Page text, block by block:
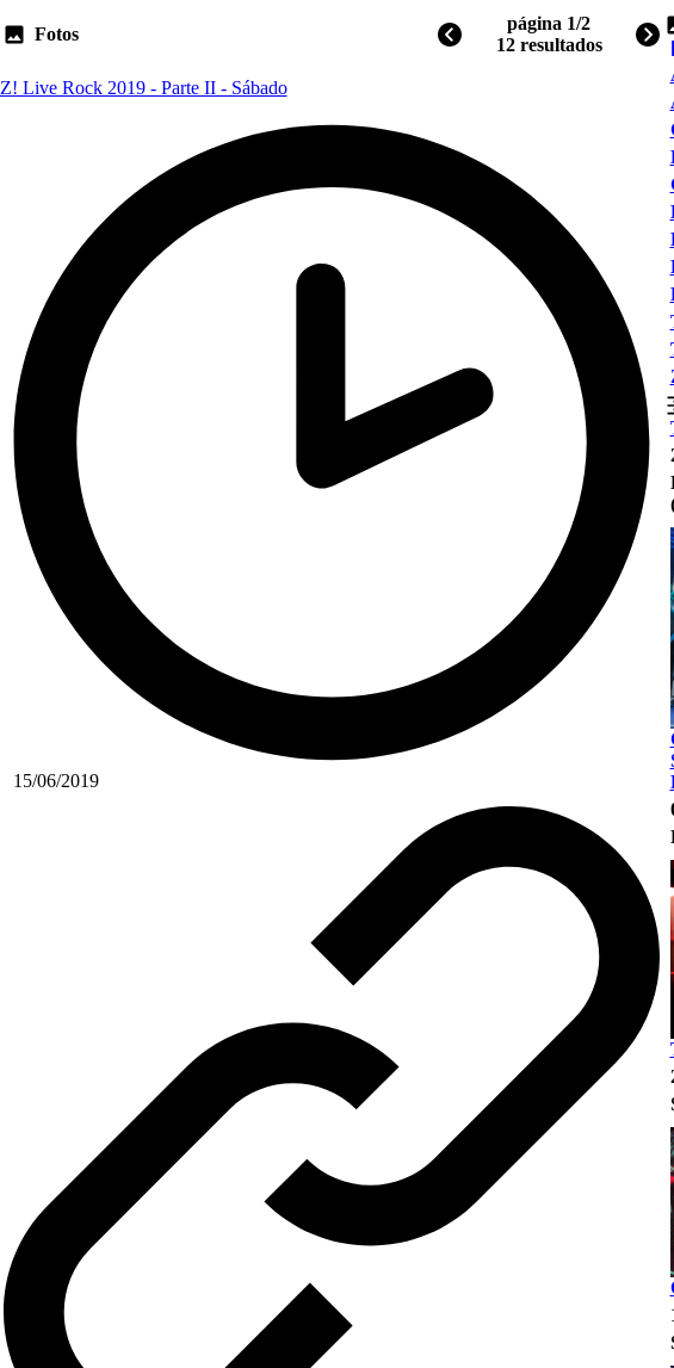
Fotos
página 1/2
12 resultados
Z! Live Rock 2019 - Parte II - Sábado
15/06/2019